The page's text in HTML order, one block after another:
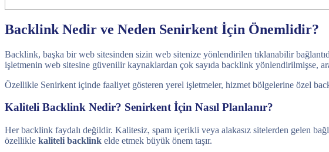
Backlink Nedir ve Neden Senirkent İçin Önemlidir?
Backlink, başka bir web sitesinden sizin web sitenize yönlendirilen tıklanabilir
işletmenin web sitesine güvenilir kaynaklardan çok sayıda backlink yönlendirilmişse,
Özellikle Senirkent içinde faaliyet gösteren yerel işletmeler, hizmet bölgelerine özel
Kaliteli Backlink Nedir? Senirkent İçin Nasıl Planlanır?
Her backlink faydalı değildir. Kalitesiz, spam içerikli veya alakasız sitelerden gelen
özellikle kaliteli backlink elde etmek büyük önem taşır.